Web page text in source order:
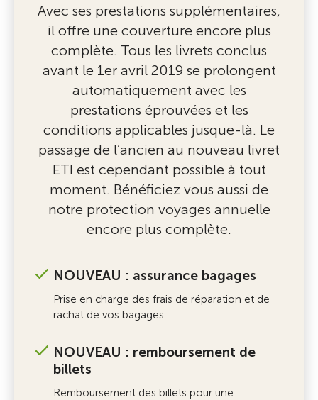
Avec ses prestations supplémentaires,
il offre une couverture encore plus
complète. Tous les livrets conclus
avant le 1er avril 2019 se prolongent
automatiquement avec les
prestations éprouvées et les
conditions applicables jusque-là. Le
passage de l’ancien au nouveau livret
ETI est cependant possible à tout
moment. Bénéficiez vous aussi de
notre protection voyages annuelle
encore plus complète.
NOUVEAU : assurance bagages
Prise en charge des frais de réparation et de
rachat de vos bagages.
NOUVEAU : remboursement de
billets
Remboursement des billets pour une